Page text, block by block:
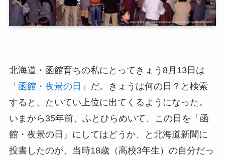
北海道・函館育ちの私にとってきょう8月13日は
「 函館・夜景の日 」だ。きょうは何の日？と検索
すると、たいてい上位に出てくるようになった。
いまから35年前、ふとひらめいて、この日を「函
館・夜景の日」にしてはどうか、と北海道新聞に
投書したのが、当時18歳（高校3年生）の自分だっ